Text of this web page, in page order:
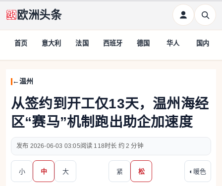
欧洲头条
首页 意大利 法国 西班牙 德国 华人 国内
温州
从签约到开工仅13天，温州海经
区“赛马”机制跑出助企加速度
2026-06-03 03:05 118 约 2 分钟
小 中 大 紧 松 ◐ 暖色